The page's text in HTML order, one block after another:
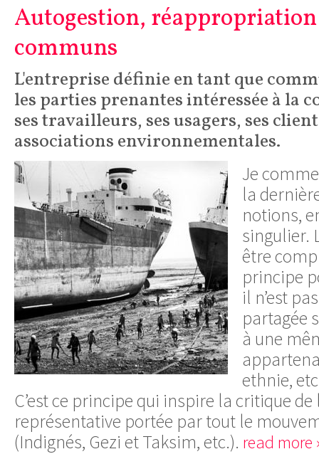
Autogestion,
communs
L'entreprise définie en tant que
les parties prenantes intéressée à la
ses travailleurs, ses usagers, ses
associations environnementales.
Je
la
notions,
singulier.
être
principe
il n’est
partagée
à une
ethnie,
C’est ce principe qui inspire la critique
représentative portée par tout le
(Indignés, Gezi et Taksim, etc.). read more